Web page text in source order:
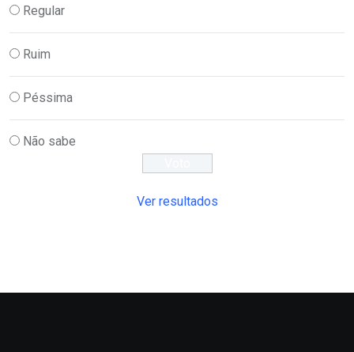
Regular
Ruim
Péssima
Não sabe
Ver resultados